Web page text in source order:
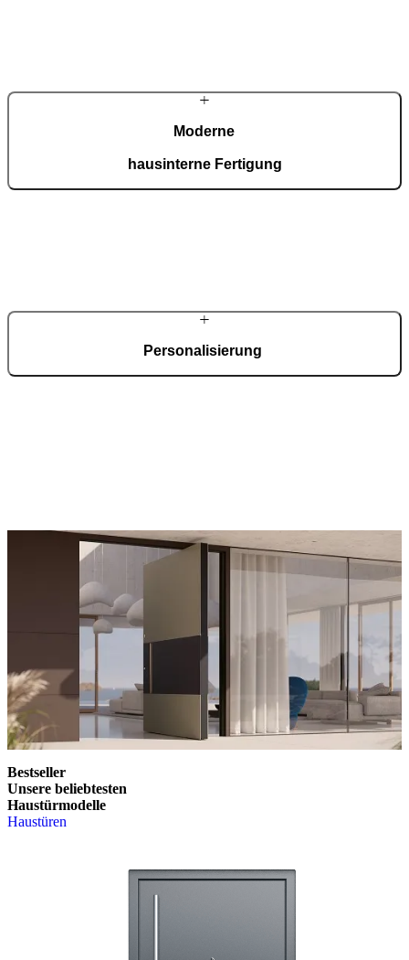
Moderne
hausinterne Fertigung
Personalisierung
Bestseller
Unsere beliebtesten
Haustürmodelle
Haustüren